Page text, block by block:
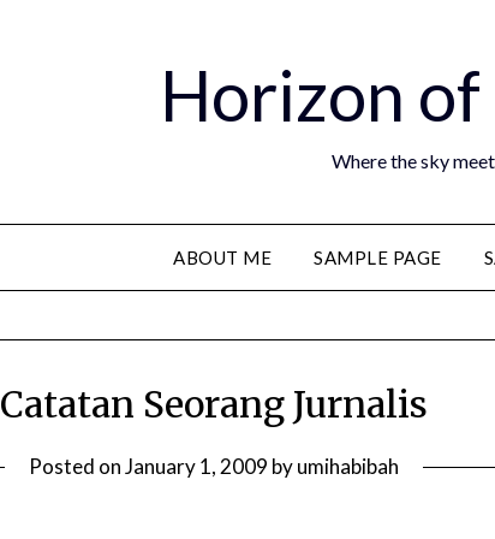
Horizon
Where the sky
ABOUT ME SAMPLE PAGE
Catatan Seorang Jurnalis
Posted onJanuary 1, 2009 byumihabibah